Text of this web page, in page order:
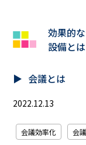
効果的
設備と
会議とは
2022.12.13
会議効率化 会